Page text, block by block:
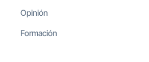
Opinión
Formación